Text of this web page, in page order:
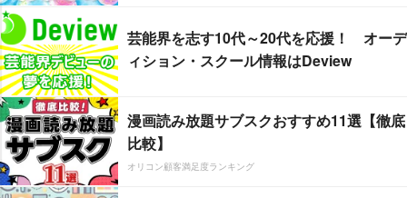
芸能界を志す10代～20代を応援！ オーデ
ィション・スクール情報はDeview
漫画読み放題サブスクおすすめ11選【徹底
比較】
オリコン顧客満足度ランキング